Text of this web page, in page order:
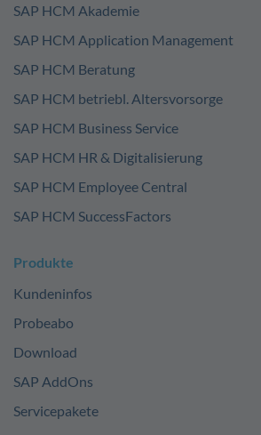
SAP HCM Akademie
SAP HCM Application Management
SAP HCM Beratung
SAP HCM betriebl. Altersvorsorge
SAP HCM Business Service
SAP HCM HR & Digitalisierung
SAP HCM Employee Central
SAP HCM SuccessFactors
Produkte
Kundeninfos
Probeabo
Download
SAP AddOns
Servicepakete